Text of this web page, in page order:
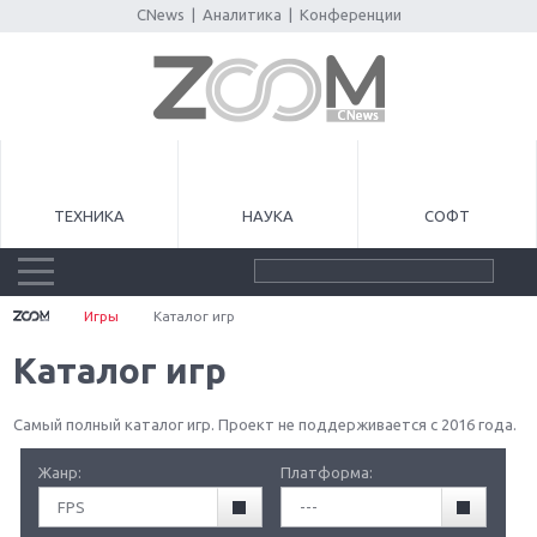
CNews Аналитика Конференции
ТЕХНИКА НАУКА СОФТ
Игры Каталог игр
Каталог игр
Самый полный каталог игр. Проект не поддерживается с 2016 года.
Жанр:
FPS
Платформа:
---